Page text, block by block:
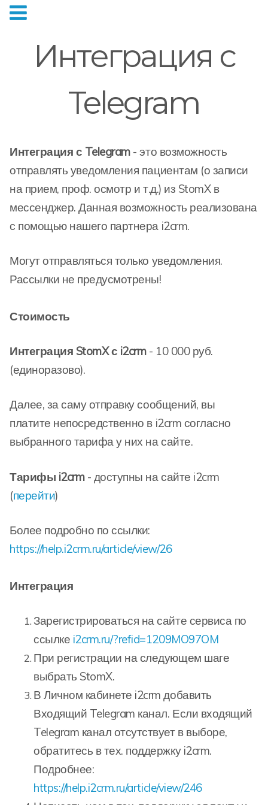
Интеграция с
Telegram
Интеграция с Telegram - это возможность
отправлять уведомления пациентам (о записи
на прием, проф. осмотр и т.д.) из StomX в
мессенджер. Данная возможность реализована
с помощью нашего партнера i2crm.
Могут отправляться только уведомления.
Рассылки не предусмотрены!
Стоимость
Интеграция StomX с i2crm- 10 000 руб.
(единоразово).
Далее, за саму отправку сообщений, вы
платите непосредственно в i2crm согласно
выбранного тарифа у них на сайте.
Тарифы i2crm- доступны на сайте i2crm
(перейти)
Более подробно по ссылки:
https://help.i2crm.ru/article/view/26
Интеграция
Зарегистрироваться на сайте сервиса по
ссылке i2crm.ru/?refid=1209MO97OM
При регистрации на следующем шаге
выбрать StomX.
В Личном кабинете i2crm добавить
Входящий Telegram канал. Если входящий
Telegram канал отсутствует в выборе,
обратитесь в тех. поддержку i2crm.
Подробнее:
https://help.i2crm.ru/article/view/246